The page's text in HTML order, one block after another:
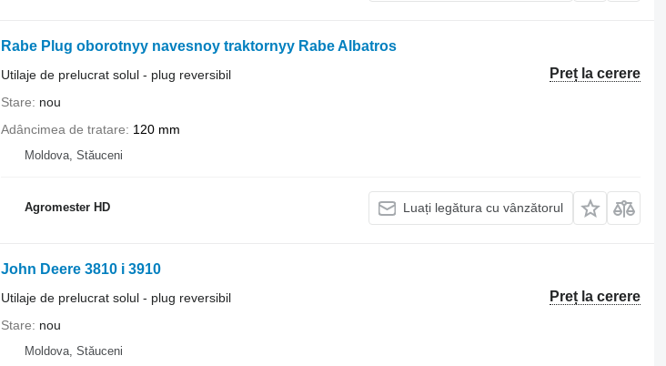
Rabe Plug oborotnyy navesnoy traktornyy Rabe Albatros
Preț la cerere
Utilaje de prelucrat solul - plug reversibil
Stare
nou
Adâncimea de tratare
120 mm
Moldova, Stăuceni
Agromester HD Luați legătura cu vânzătorul
John Deere 3810 i 3910
Preț la cerere
Utilaje de prelucrat solul - plug reversibil
Stare
nou
Moldova, Stăuceni